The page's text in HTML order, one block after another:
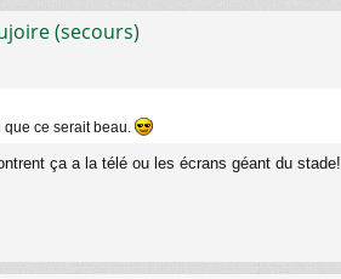
(secours)
ce serait beau.
ça a la télé ou les écrans géant du stade!